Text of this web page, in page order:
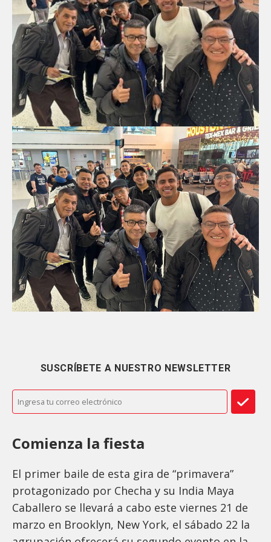
SUSCRÍBETE A NUESTRO NEWSLETTER
Comienza la fiesta
El primer baile de esta gira de “primavera”
protagonizado por Checha y su India Maya
Caballero se llevará a cabo este viernes 21 de
marzo en Brooklyn, New York, el sábado 22 la